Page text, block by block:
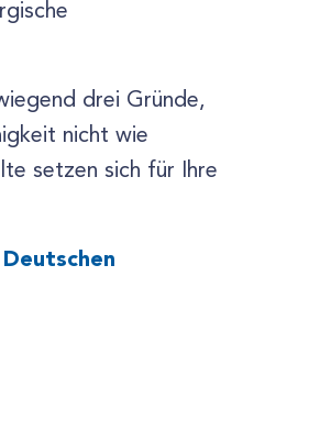
drei Gründe,
nicht wie
setzen sich für Ihre